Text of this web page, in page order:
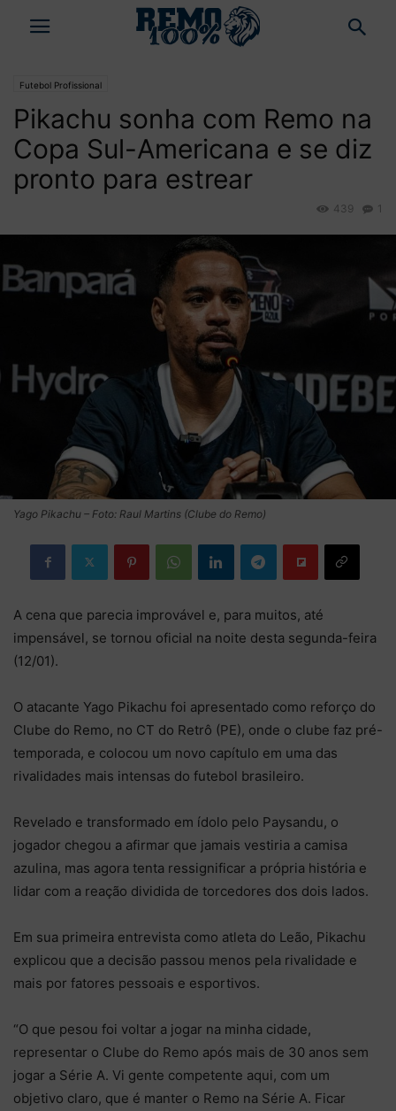
Futebol Profissional
Pikachu sonha com Remo na
Copa Sul-Americana e se diz
pronto para estrear
1
439
Yago Pikachu – Foto: Raul Martins (Clube do Remo)
A cena que parecia improvável e, para muitos, até
impensável, se tornou oficial na noite desta segunda-feira
(12/01).
O atacante Yago Pikachu foi apresentado como reforço do
Clube do Remo, no CT do Retrô (PE), onde o clube faz pré-
temporada, e colocou um novo capítulo em uma das
rivalidades mais intensas do futebol brasileiro.
Revelado e transformado em ídolo pelo Paysandu, o
jogador chegou a afirmar que jamais vestiria a camisa
azulina, mas agora tenta ressignificar a própria história e
lidar com a reação dividida de torcedores dos dois lados.
Em sua primeira entrevista como atleta do Leão, Pikachu
explicou que a decisão passou menos pela rivalidade e
mais por fatores pessoais e esportivos.
“O que pesou foi voltar a jogar na minha cidade,
representar o Clube do Remo após mais de 30 anos sem
jogar a Série A. Vi gente competente aqui, com um
objetivo claro, que é manter o Remo na Série A. Ficar